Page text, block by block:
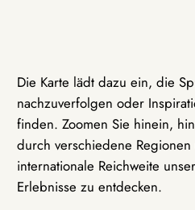
Die Karte lädt dazu ein, die
nachzuverfolgen oder
finden. Zoomen Sie hinein,
durch verschiedene
internationale Reichweite
Erlebnisse zu entdecken.